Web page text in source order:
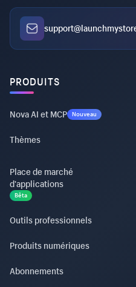
PRODUITS
Nova AI et MCP Nouveau
Thèmes
Place de marché
d'applications
Bêta
Outils professionnels
Produits numériques
Abonnements